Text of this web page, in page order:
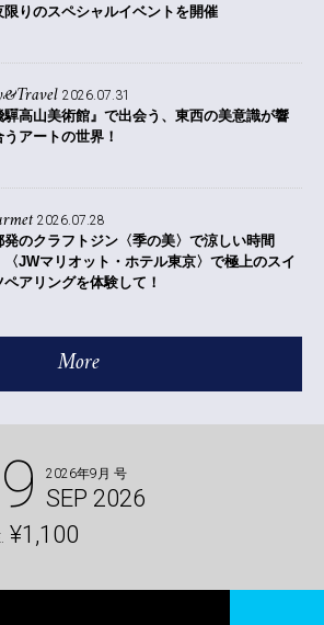
限りのスペシャルイベントを開催
2026.07.31
驒高山美術館』で出会う、東西の美意識が響
うアートの世界！
2026.07.28
発のクラフトジン〈季の美〉で涼しい時間
〈JWマリオット・ホテル東京〉で極上のスイ
ペアリングを体験して！
More
2026年9月 号
SEP 2026
¥1,100